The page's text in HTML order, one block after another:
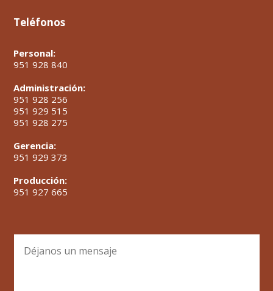
Teléfonos
Personal:
951 928 840
Administración:
951 928 256
951 929 515
951 928 275
Gerencia:
951 929 373
Producción:
951 927 665